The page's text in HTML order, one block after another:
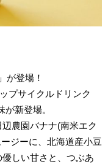
が登場！
プサイクルドリンク
が新登場。
農園バナナ(南米エク
ジーに、北海道産小豆
しい甘さと、つぶあ